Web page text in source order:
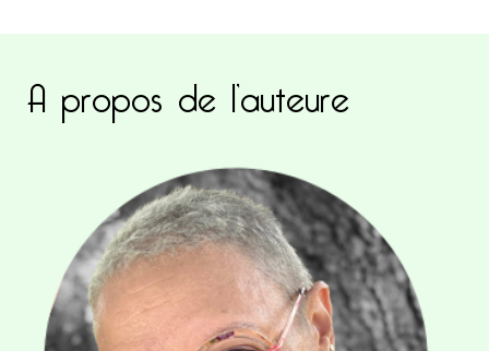
A propos de l’auteure